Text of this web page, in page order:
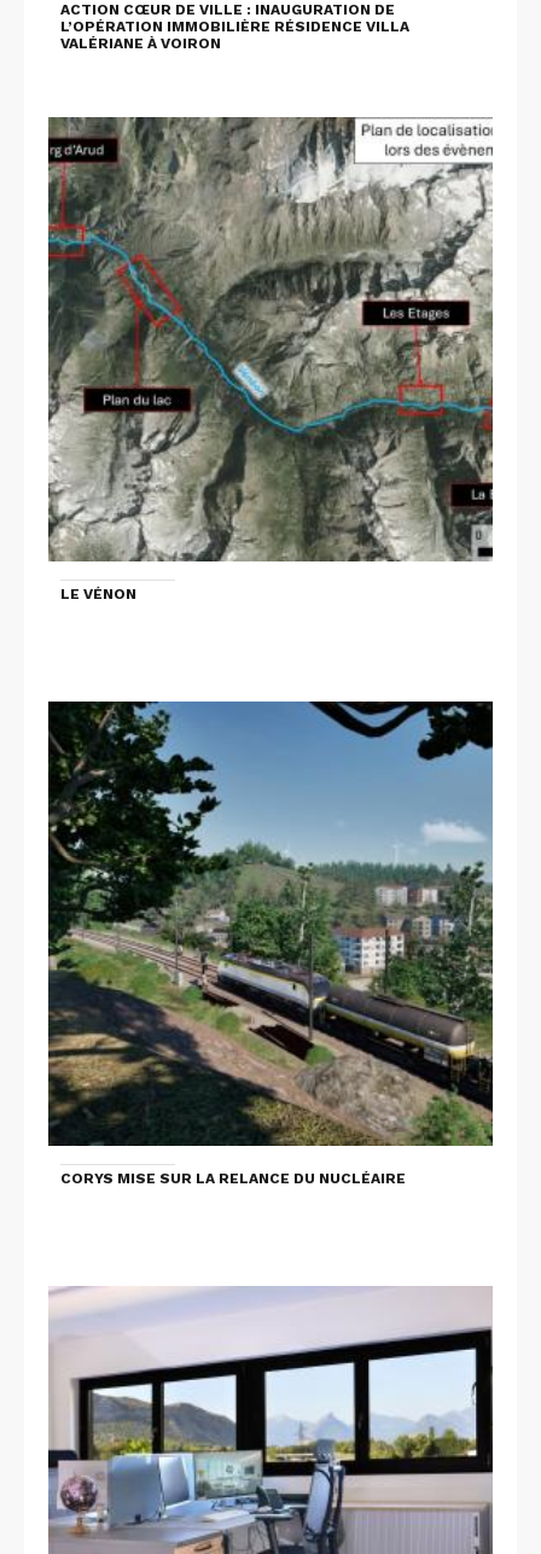
ACTION CŒUR DE VILLE : INAUGURATION DE
L’OPÉRATION IMMOBILIÈRE RÉSIDENCE VILLA
VALÉRIANE À VOIRON
LE VÉNON
CORYS MISE SUR LA RELANCE DU NUCLÉAIRE